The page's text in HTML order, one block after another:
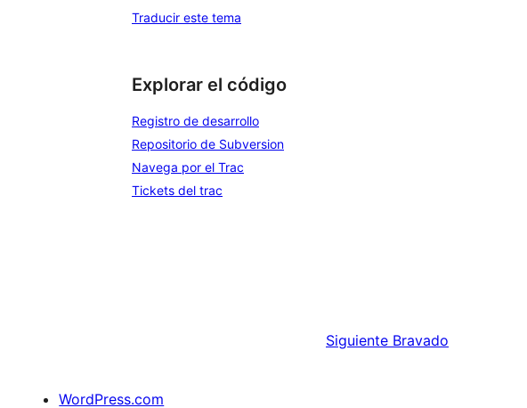
Traducir este tema
Explorar el código
Registro de desarrollo
Repositorio de Subversion
Navega por el Trac
Tickets del trac
Siguiente Bravado
WordPress.com